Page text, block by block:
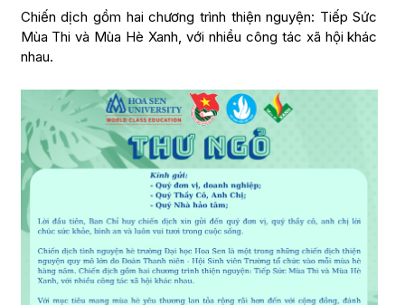
Chiến dịch gồm hai chương trình thiện nguyện: Tiếp Sức
Mùa Thi và Mùa Hè Xanh, với nhiều công tác xã hội khác
nhau.